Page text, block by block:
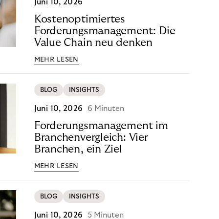
Juni 10, 2026
Kostenoptimiertes
Forderungsmanagement: Die
Value Chain neu denken
MEHR LESEN
BLOG INSIGHTS
Juni 10, 2026 6 Minuten
Forderungsmanagement im
Branchenvergleich: Vier
Branchen, ein Ziel
MEHR LESEN
BLOG INSIGHTS
Juni 10, 2026 5 Minuten